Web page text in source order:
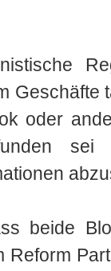
Geschäfte
oder
sei
beide
Reform